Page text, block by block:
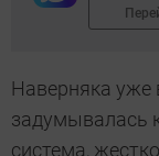
Наверняка уже
задумывалась
система,